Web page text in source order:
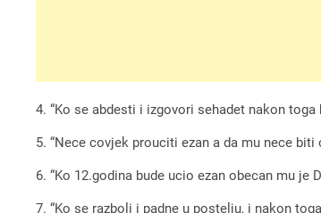
4. “Ko se abdesti i izgovori sehadet nakon toga
5. “Nece covjek prouciti ezan a da mu nece
6. “Ko 12.godina bude ucio ezan obecan mu je
7. “Ko se razboli i padne u postelju, i nakon